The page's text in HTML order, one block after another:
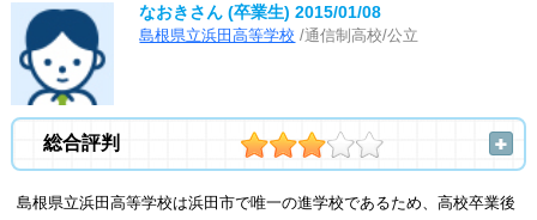
なおきさん (卒業生)2015/01/08
島根県立浜田高等学校 /通信制高校/公立
総合評判
島根県立浜田高等学校は浜田市で唯一の進学校であるため、高校卒業後